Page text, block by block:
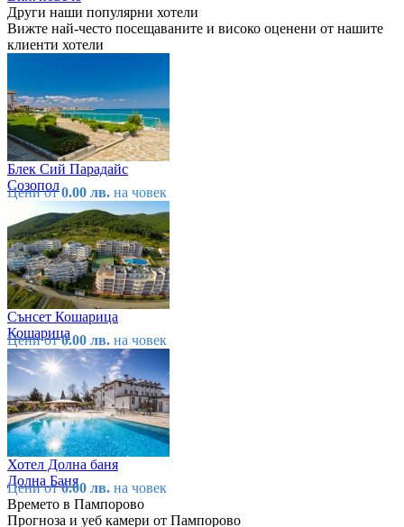
Други наши популярни хотели
Вижте най-често посещаваните и високо оценени от нашите
клиенти хотели
Блек Сий Парадайс
Созопол
Цени от0.00 лв. на човек
Сънсет Кошарица
Кошарица
Цени от0.00 лв. на човек
Хотел Долна баня
Долна Баня
Цени от0.00 лв. на човек
Времето в Пампорово
Прогноза и уеб камери от Пампорово